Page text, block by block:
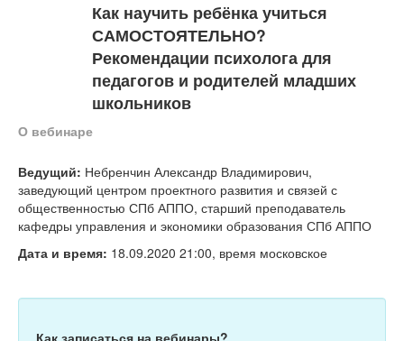
Конкурсы
Вебинары
Тесты
Книги
Игры
Как научить ребёнка учиться
САМОСТОЯТЕЛЬНО?
Рекомендации психолога для
педагогов и родителей младших
школьников
О вебинаре
Ведущий: Небренчин Александр Владимирович,
заведующий центром проектного развития и связей с
общественностью СПб АППО, старший преподаватель
кафедры управления и экономики образования СПб АППО
Дата и время: 18.09.2020 21:00, время московское
Как записаться на вебинары?